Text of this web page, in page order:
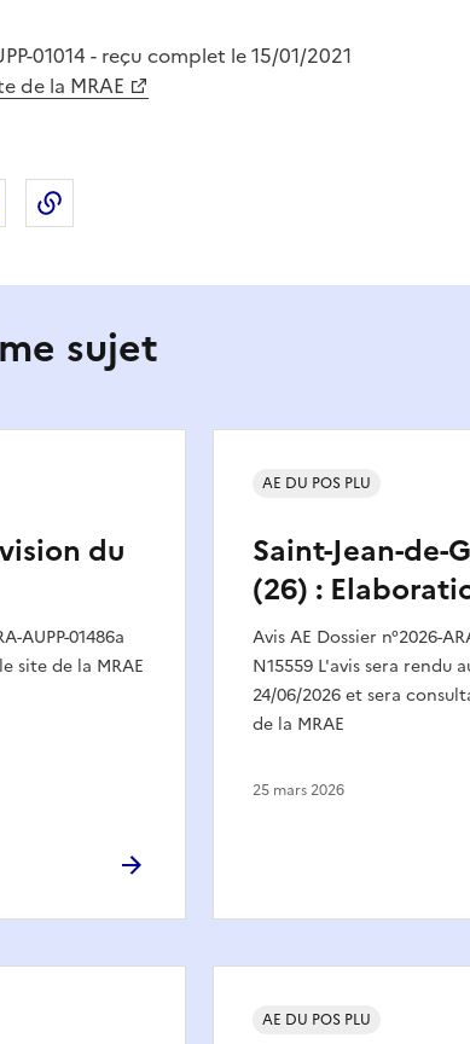
01014 - reçu complet le 15/01/2021
de la MRAE
sur LinkedIn
Partager par email
sujet
du
AUPP-01486a
site de la MRAE
Saint-Jean-de-
(26) :
Avis AE Dossier n°2026-
N15559 L'avis sera rendu
24/06/2026 et sera
de la MRAE
AE DU POS PLU
25 mars 2026
AE DU POS PLU